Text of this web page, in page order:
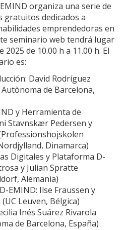
organiza una serie de
gratuitos dedicados a
emprendedoras en
seminario web tendrá lugar
de 10.00 h a 11.00 h. El
es:
David Rodríguez
de Barcelona,
y Herramienta de
Stavnskær Pedersen y
Dinamarca)
Digitales y Plataforma D-
y Julian Spratte
Alemania)
EMIND: Ilse Fraussen y
Leuven, Bélgica)
Inés Suárez Rivarola
de Barcelona, España)